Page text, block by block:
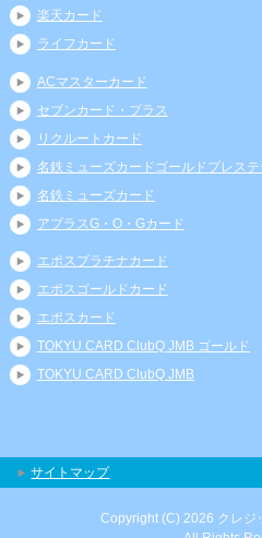
楽天カード
ライフカード
ACマスターカード
セブンカード・プラス
リクルートカード
名鉄ミューズカードゴールドプレステ
名鉄ミューズカード
アプラスG・O・Gカード
エポスプラチナカード
エポスゴールドカード
エポスカード
TOKYU CARD ClubQ JMB ゴールド
TOKYU CARD ClubQ JMB
サイトマップ
Copyright (C) 2026 クレジ